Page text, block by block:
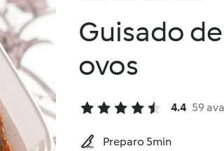
Guisado
ovos
4.4 59
Preparo 5min